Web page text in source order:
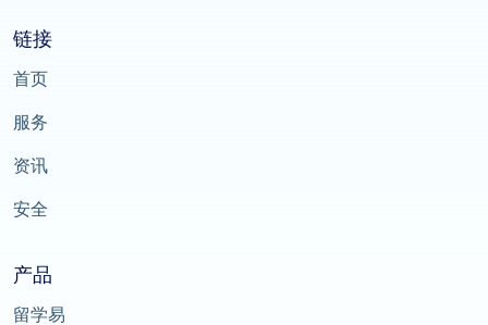
链接
首页
服务
资讯
安全
产品
留学易